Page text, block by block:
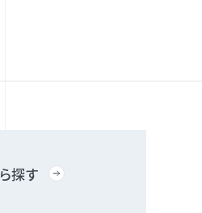
探す